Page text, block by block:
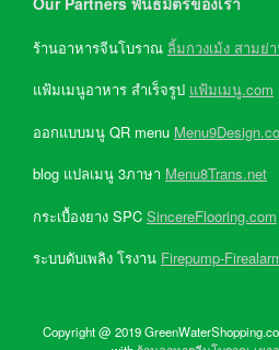
ร้านอาหารจีนโบราณ ลิ้มกวงเม้ง สามย่
แฟ้มเมนูอาหาร สำเร็จรูป แฟ้มเมนู.com
ออกแบบมนู QR menu
blog แปลเมนู 3ภาษา Menu8Trans.net
กระเบื้องยาง SPC SincereFlooring.com
ระบบดับเพลิง โรงาน Firepump-
Copyright @ 2019